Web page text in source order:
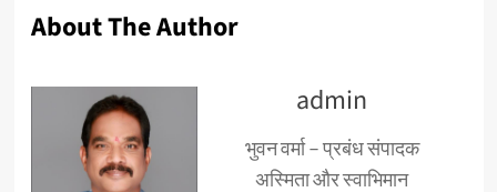
About The Author
admin
भुवन वर्मा – प्रबंध संपादक
अस्मिता और स्वाभिमान